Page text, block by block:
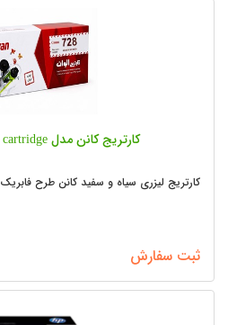
کارتریج کانن مدل Canon 728 black cartridge
کارتریج لیزری سیاه و سفید کانن طرح فابریک
ثبت سفارش